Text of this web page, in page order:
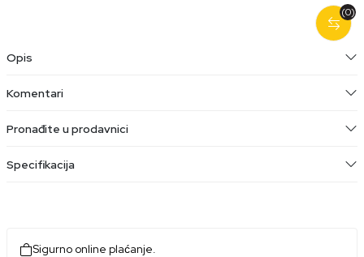
(0)
Opis
Komentari
Pronađite u prodavnici
Specifikacija
Sigurno online plaćanje.